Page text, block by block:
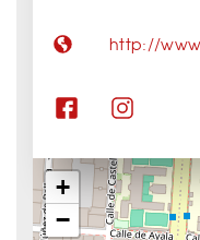
+
−
http://